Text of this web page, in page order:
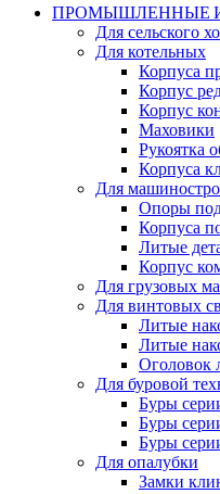
ПРОМЫШЛЕННЫЕ
Для сельского
Для котельных
Корпуса
Корпус
Корпус
Маховики
Рукоятка
Корпуса
Для
Опоры
Корпуса
Литые
Корпус
Для грузовых
Для винтовых
Литые
Литые
Оголовок
Для буровой
Буры
Буры
Буры
Для опалубки
Замки